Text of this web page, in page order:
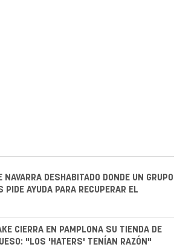
NAVARRA DESHABITADO DONDE UN GRUPO
PIDE AYUDA PARA RECUPERAR EL
CIERRA EN PAMPLONA SU TIENDA DE
"LOS 'HATERS' TENÍAN RAZÓN"